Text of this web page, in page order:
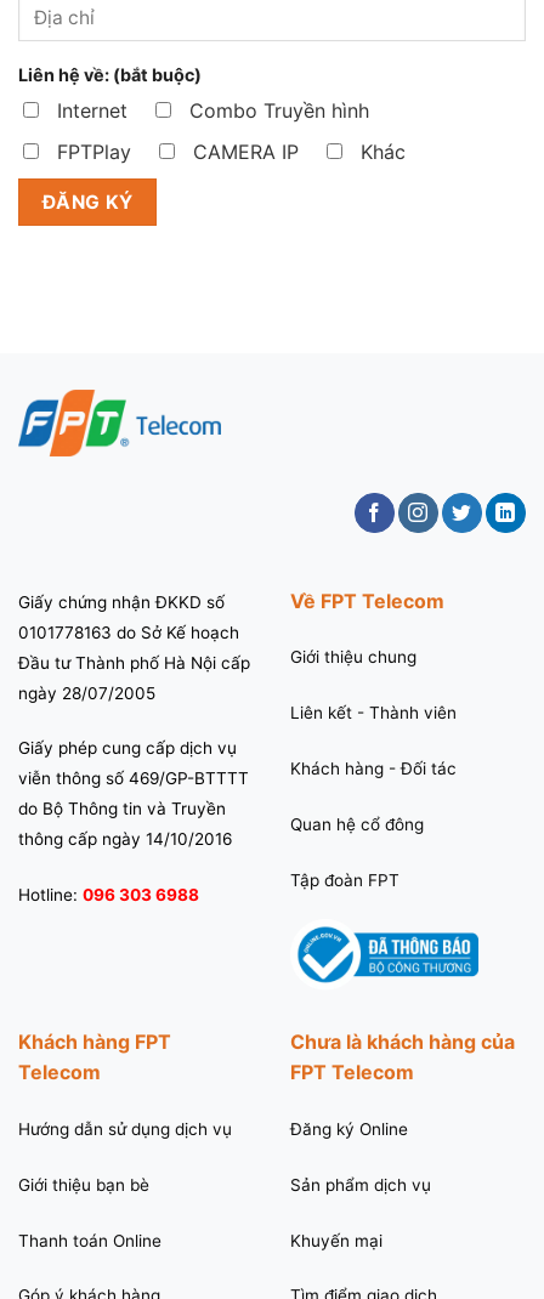
Liên hệ về: (bắt buộc)
Internet
Combo Truyền hình
FPTPlay
CAMERA IP Khác
Giấy chứng nhận ĐKKD số
0101778163 do Sở Kế hoạch
Đầu tư Thành phố Hà Nội cấp
ngày 28/07/2005
Giấy phép cung cấp dịch vụ
viễn thông số 469/GP-BTTTT
do Bộ Thông tin và Truyền
thông cấp ngày 14/10/2016
Hotline: 096 303 6988
Về FPT Telecom
Giới thiệu chung
Liên kết - Thành viên
Khách hàng - Đối tác
Quan hệ cổ đông
Tập đoàn FPT
Khách hàng FPT
Telecom
Hướng dẫn sử dụng dịch vụ
Giới thiệu bạn bè
Thanh toán Online
Chưa là khách hàng của
FPT Telecom
Đăng ký Online
Sản phẩm dịch vụ
Khuyến mại